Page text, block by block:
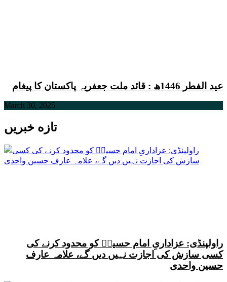
عید الفطر 1446ھ : قائد ملت جعفریہ پاکستان کا پیغام
March 30, 2025
تازه خبریں
راولپنڈی: عزاداریِ امام حسینؑ کو محدود کرنے کی
کسی سازش کی اجازت نہیں دیں گے، علامہ عارف
حسین واحدی